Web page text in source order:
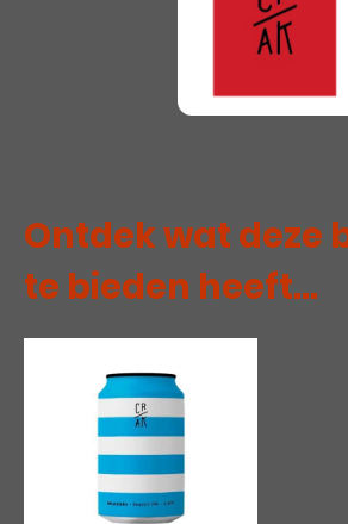
Ontdek wat deze
te bieden heeft...